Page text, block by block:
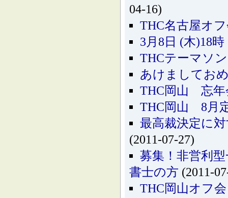
04-16)
THC名古屋オ
3月8日 (木)18
THCテーマソ
あけましてお
THC岡山 忘年
THC岡山 8月
最高裁決定に
(2011-07-27)
募集！非営利
書士の方 (2011-
THC岡山オフ会